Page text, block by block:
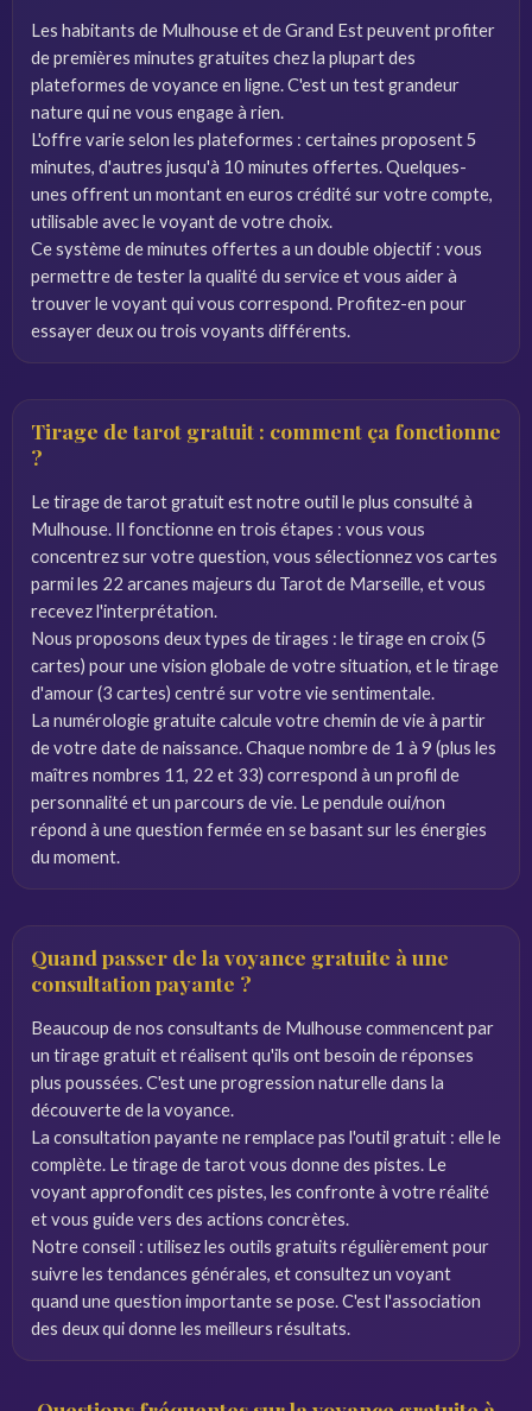
Les habitants de Mulhouse et de Grand Est peuvent profiter
de premières minutes gratuites chez la plupart des
plateformes de voyance en ligne. C'est un test grandeur
nature qui ne vous engage à rien.
L'offre varie selon les plateformes : certaines proposent 5
minutes, d'autres jusqu'à 10 minutes offertes. Quelques-
unes offrent un montant en euros crédité sur votre compte,
utilisable avec le voyant de votre choix.
Ce système de minutes offertes a un double objectif : vous
permettre de tester la qualité du service et vous aider à
trouver le voyant qui vous correspond. Profitez-en pour
essayer deux ou trois voyants différents.
Tirage de tarot gratuit : comment ça fonctionne
?
Le tirage de tarot gratuit est notre outil le plus consulté à
Mulhouse. Il fonctionne en trois étapes : vous vous
concentrez sur votre question, vous sélectionnez vos cartes
parmi les 22 arcanes majeurs du Tarot de Marseille, et vous
recevez l'interprétation.
Nous proposons deux types de tirages : le tirage en croix (5
cartes) pour une vision globale de votre situation, et le tirage
d'amour (3 cartes) centré sur votre vie sentimentale.
La numérologie gratuite calcule votre chemin de vie à partir
de votre date de naissance. Chaque nombre de 1 à 9 (plus les
maîtres nombres 11, 22 et 33) correspond à un profil de
personnalité et un parcours de vie. Le pendule oui/non
répond à une question fermée en se basant sur les énergies
du moment.
Quand passer de la voyance gratuite à une
consultation payante ?
Beaucoup de nos consultants de Mulhouse commencent par
un tirage gratuit et réalisent qu'ils ont besoin de réponses
plus poussées. C'est une progression naturelle dans la
découverte de la voyance.
La consultation payante ne remplace pas l'outil gratuit : elle le
complète. Le tirage de tarot vous donne des pistes. Le
voyant approfondit ces pistes, les confronte à votre réalité
et vous guide vers des actions concrètes.
Notre conseil : utilisez les outils gratuits régulièrement pour
suivre les tendances générales, et consultez un voyant
quand une question importante se pose. C'est l'association
des deux qui donne les meilleurs résultats.